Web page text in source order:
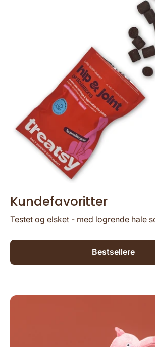
Kundefavoritter
Testet og elsket - med logrende hale
Bestsellere